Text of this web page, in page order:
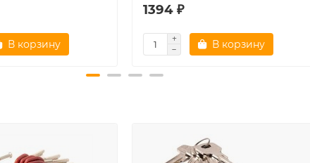
В корзину
1394 ₽
В корзину